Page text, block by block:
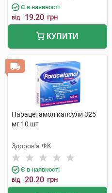
Є в наявності
від 19.20 грн
КУПИТИ
Парацетамол капсули 325
мг 10 шт
Здоров'я ФК
Є в наявності
від 20.20 грн